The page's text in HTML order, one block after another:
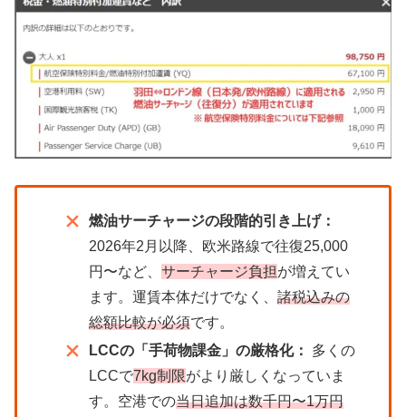
燃油サーチャージの段階的引き上げ：
2026年2月以降、欧米路線で往復25,000
円〜など、 サーチャージ負担が増えてい
ます。運賃本体だけでなく、 諸税込みの
総額比較が必須です。
LCCの「手荷物課金」の厳格化：
多くの
LCCで7kg制限がより厳しくなっていま
す。空港での当日追加は数千円〜1万円